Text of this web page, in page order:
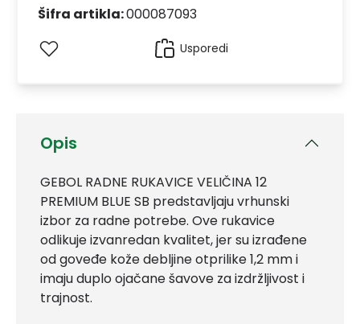
Opis
GEBOL RADNE RUKAVICE VELIČINA 12
PREMIUM BLUE SB predstavljaju vrhunski
izbor za radne potrebe. Ove rukavice
odlikuje izvanredan kvalitet, jer su izrađene
od goveđe kože debljine otprilike 1,2 mm i
imaju duplo ojačane šavove za izdržljivost i
trajnost.
Šifra artikla:000087093
Usporedi